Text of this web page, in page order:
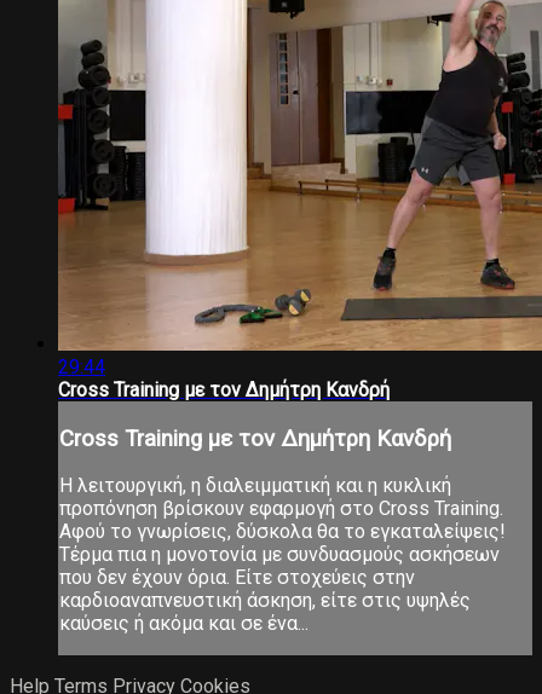
29:44
Cross Training με τον Δημήτρη Κανδρή
Cross Training με τον Δημήτρη Κανδρή
Η λειτουργική, η διαλειμματική και η κυκλική
προπόνηση βρίσκουν εφαρμογή στο Cross Training.
Αφού το γνωρίσεις, δύσκολα θα το εγκαταλείψεις!
Τέρμα πια η μονοτονία με συνδυασμούς ασκήσεων
που δεν έχουν όρια. Είτε στοχεύεις στην
καρδιοαναπνευστική άσκηση, είτε στις υψηλές
καύσεις ή ακόμα και σε ένα...
Help Terms Privacy Cookies